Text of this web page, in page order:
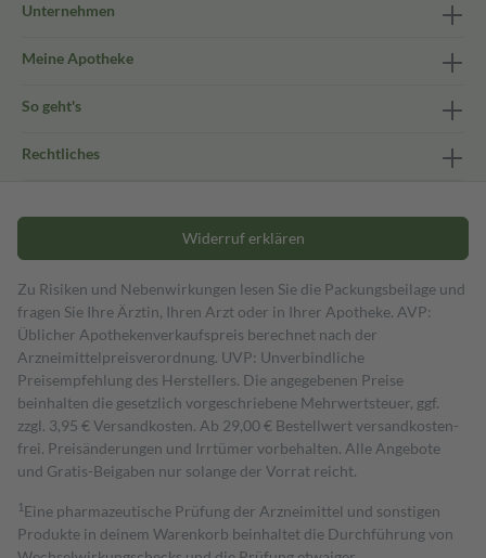
Unternehmen
Meine Apotheke
So geht's
Rechtliches
Widerruf erklären
Zu Risiken und Nebenwirkungen lesen Sie die Packungsbeilage und
fragen Sie Ihre Ärztin, Ihren Arzt oder in Ihrer Apotheke. AVP:
Üblicher Apothekenverkaufspreis berechnet nach der
Arzneimittelpreisverordnung. UVP: Unverbindliche
Preisempfehlung des Herstellers. Die angegebenen Preise
beinhalten die gesetzlich vorgeschriebene Mehrwertsteuer, ggf.
zzgl. 3,95 € Versandkosten. Ab 29,00 € Bestell­wert versand­kosten­
frei. Preisänderungen und Irrtümer vorbehalten. Alle Angebote
und Gratis-Beigaben nur solange der Vorrat reicht.
1 Eine pharmazeutische Prüfung der Arzneimittel und sonstigen
Produkte in deinem Warenkorb beinhaltet die Durchführung von